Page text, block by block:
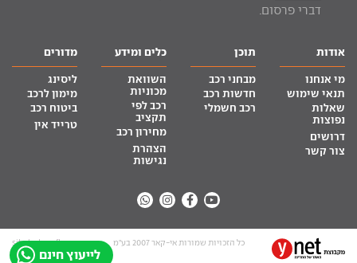
לייעוץ חינם
דברי פרסום.
אודות
מי אנחנו
תנאי שימוש
שאלות
נפוצות
דרושים
צור קשר
תוכן
מבחני רכב
חדשות רכב
רכב חשמלי
כלים ומידע
השוואת
מכוניות
רכב לפי
תקציב
מחירון רכב
הצהרת
נגישות
מדורים
ליסינג
מימון לרכב
ביטוח רכב
טרייד אין
כל הזכויות שמורות אי-קאר 2007 בע”מ site by tq.soft